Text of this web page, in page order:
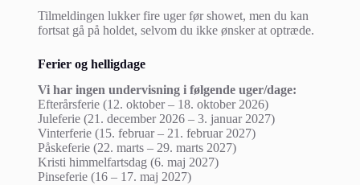
Tilmeldingen lukker fire uger før showet, men du kan
fortsat gå på holdet, selvom du ikke ønsker at optræde.
Ferier og helligdage
Vi har ingen undervisning i følgende uger/dage:
Efterårsferie (12. oktober – 18. oktober 2026)
Juleferie (21. december 2026 – 3. januar 2027)
Vinterferie (15. februar – 21. februar 2027)
Påskeferie (22. marts – 29. marts 2027)
Kristi himmelfartsdag (6. maj 2027)
Pinseferie (16 – 17. maj 2027)